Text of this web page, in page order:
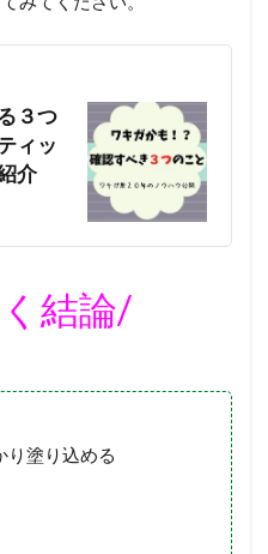
３つ
ィッ
介
結論/
り塗り込める